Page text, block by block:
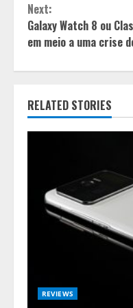
Next:
Galaxy Watch 8 ou
em meio a uma crise
RELATED STORIES
REVIEWS